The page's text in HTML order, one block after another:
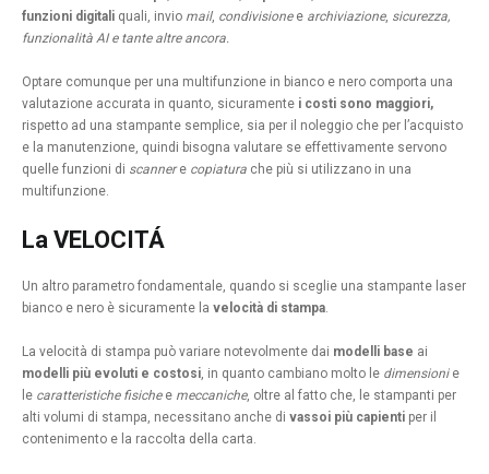
funzioni digitali quali, invio mail, condivisionee archiviazione, sicurezza,
funzionalità AI e tante altre ancora.
Optare comunque per una multifunzione in bianco e nero comporta una
valutazione accurata in quanto, sicuramente i costi sono maggiori,
rispetto ad una stampante semplice, sia per il noleggio che per l’acquisto
e la manutenzione, quindi bisogna valutare se effettivamente servono
quelle funzioni di scannere copiatura che più si utilizzano in una
multifunzione.
La VELOCITÁ
Un altro parametro fondamentale, quando si sceglie una stampante laser
bianco e nero è sicuramente la velocità di stampa.
La velocità di stampa può variare notevolmente dai modelli base ai
modelli più evoluti e costosi, in quanto cambiano molto le dimensionie
le caratteristiche fisichee meccaniche, oltre al fatto che, le stampanti per
alti volumi di stampa, necessitano anche di vassoi più capienti per il
contenimento e la raccolta della carta.